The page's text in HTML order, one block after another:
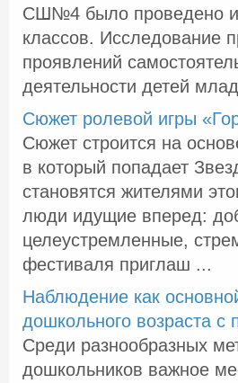
СШ№4 было проведено
классов. Исследование
проявлений
деятельности детей
Сюжет ролевой игры
Сюжет строится на
в который попадает
становятся жителями
люди идущие вперед:
целеустремленные,
фестиваля приглаш ...
Наблюдение как
дошкольного возраста с
Среди разнообразных
дошкольников важное